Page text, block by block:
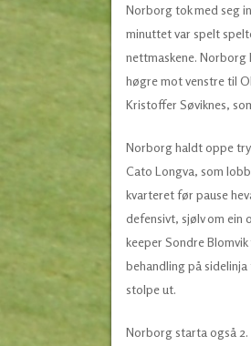
Norborg tok med seg
minuttet var spelt
nettmaskene. Norborg
høgre mot venstre til
Kristoffer Søviknes,
Norborg haldt oppe
Cato Longva, som
kvarteret før pause
defensivt, sjølv om ein
keeper Sondre
behandling på
stolpe ut.
Norborg starta også